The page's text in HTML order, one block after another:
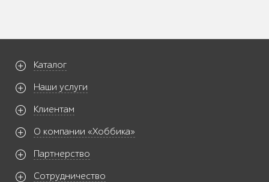
Каталог
Наши услуги
Клиентам
О компании «Хоббика»
Партнерство
Сотрудничество